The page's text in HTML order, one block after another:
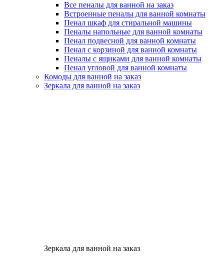
Все пеналы для ванной на заказ
Встроенные пеналы для ванной комнаты
Пенал шкаф для стиральной машины
Пеналы напольные для ванной комнаты
Пенал подвесной для ванной комнаты
Пенал с корзиной для ванной комнаты
Пеналы с ящиками для ванной комнаты
Пенал угловой для ванной комнаты
Комоды для ванной на заказ
Зеркала для ванной на заказ
Зеркала для ванной на заказ